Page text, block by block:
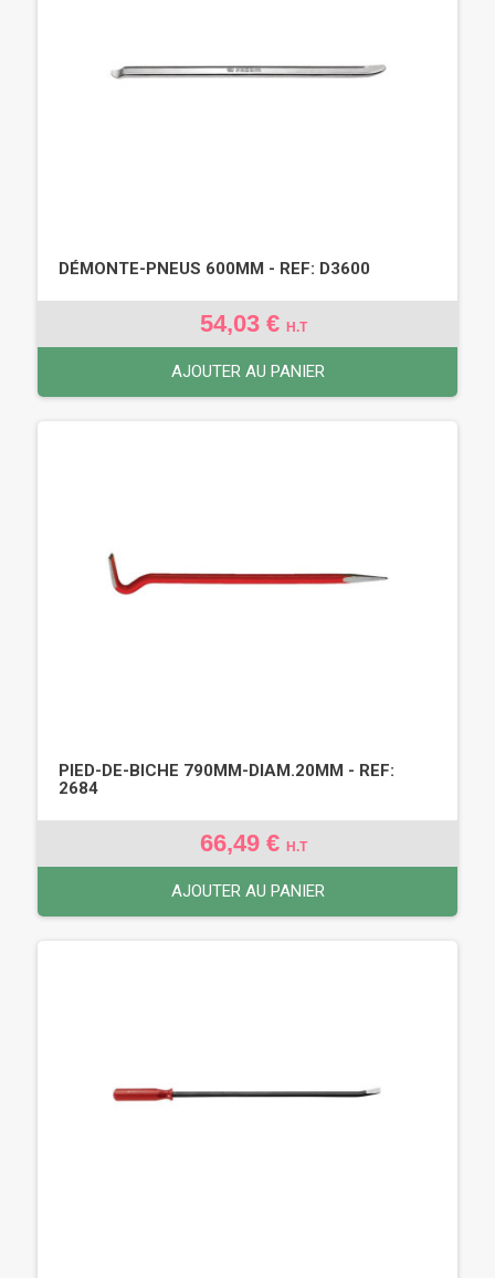
DÉMONTE-PNEUS 600MM - REF: D3600
54,03 € H.T
AJOUTER AU PANIER
PIED-DE-BICHE 790MM-DIAM.20MM - REF:
2684
66,49 € H.T
AJOUTER AU PANIER